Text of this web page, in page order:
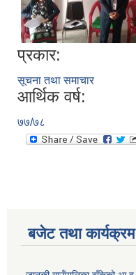
प्रकार:
सूचना तथा समाचार
आर्थिक वर्ष:
७७/७८
बजेट तथा कार्यक्रम